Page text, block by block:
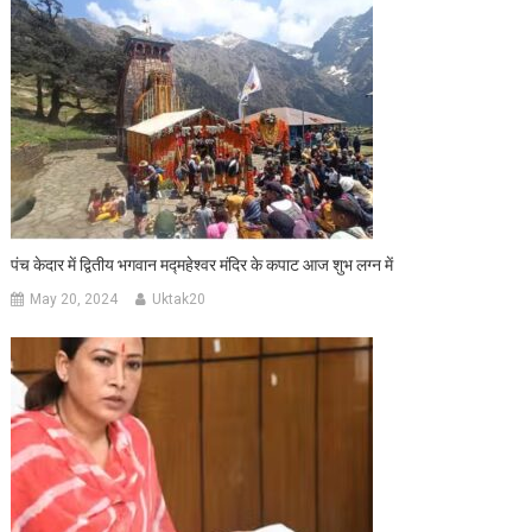
पंच केदार में द्वितीय भगवान मद्महेश्वर मंदिर के कपाट आज शुभ लग्न में
May 20, 2024 Uktak20